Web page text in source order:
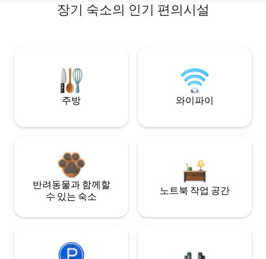
장기 숙소의 인기 편의시설
주방 와이파이
반려동물과 함께할
수 있는 숙소
노트북 작업 공간